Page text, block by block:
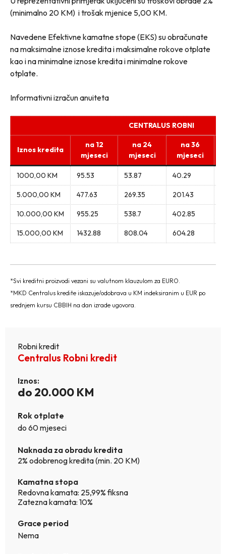
(minimalno 20 KM) i trošak mjenice 5,00 KM.
Navedene Efektivne kamatne stope (EKS) su obračunate
na maksimalne iznose kredita i maksimalne rokove otplate
kao i na minimalne iznose kredita i minimalne rokove
otplate.
Informativni izračun anuiteta
CENTRALUS ROBNI
Iznos kredita
na 12
mjeseci
na 24
mjeseci
na 36
mjeseci
1000,00 KM 95.53 53.87 40.29
5.000,00 KM 477.63 269.35 201.43
10.000,00 KM 955.25 538.7 402.85
15.000,00 KM 1432.88 808.04 604.28
*Svi kreditni proizvodi vezani su valutnom klauzulom za EURO.
*MKD Centralus kredite iskazuje/odobrava u KM indeksiranim u EUR po
srednjem kursu CBBIH na dan izrade ugovora.
Robni kredit
Centralus Robni kredit
Iznos:
do 20.000 KM
Rok otplate
do 60 mjeseci
Naknada za obradu kredita
2% odobrenog kredita (min. 20 KM)
Kamatna stopa
Redovna kamata: 25,99% fiksna
Zatezna kamata: 10%
Grace period
Nema